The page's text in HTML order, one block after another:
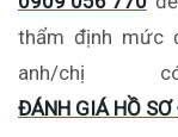
thẩm định mức
anh/
ĐÁNH GIÁ HỒ